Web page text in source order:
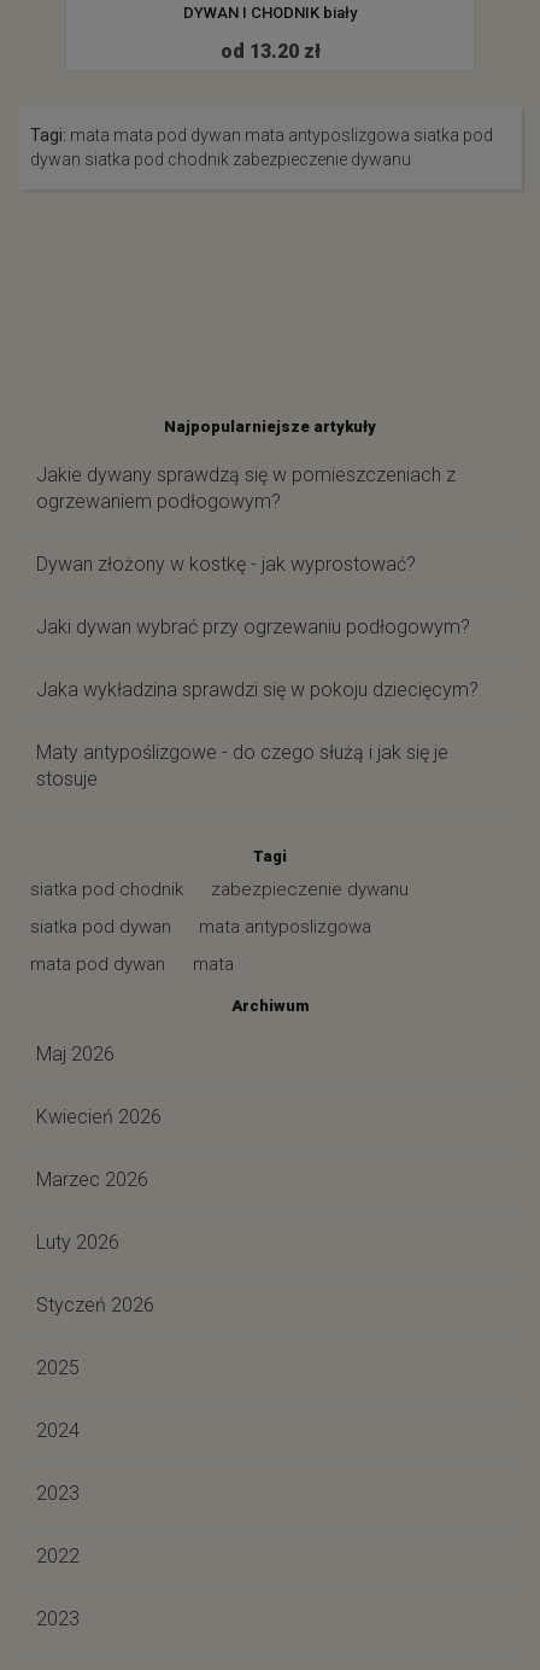
DYWAN I CHODNIK biały
od 13.20 zł
Tagi: mata mata pod dywan mata antyposlizgowa siatka pod
dywan siatka pod chodnik zabezpieczenie dywanu
Najpopularniejsze artykuły
Jakie dywany sprawdzą się w pomieszczeniach z
ogrzewaniem podłogowym?
Dywan złożony w kostkę - jak wyprostować?
Jaki dywan wybrać przy ogrzewaniu podłogowym?
Jaka wykładzina sprawdzi się w pokoju dziecięcym?
Maty antypoślizgowe - do czego służą i jak się je
stosuje
Tagi
siatka pod chodnik
zabezpieczenie dywanu
siatka pod dywan
mata antyposlizgowa
mata pod dywan
mata
Archiwum
Maj 2026
Kwiecień 2026
Marzec 2026
Luty 2026
Styczeń 2026
2025
2024
2023
2022
2023